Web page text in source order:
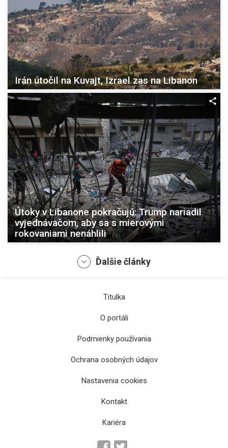
Irán útočil na Kuvajt, Izrael zas na Libanon
Útoky v Libanone pokračujú: Trump nariadil
vyjednávačom, aby sa s mierovými
rokovaniami nenáhlili
V Litve sa spustila krátka pohotovosť,
dôvodom bola hrozba prieniku bezpilotných
Ďalšie články
Titulka
O portáli
Podmienky používania
Ochrana osobných údajov
Nastavenia cookies
Kontakt
Kariéra